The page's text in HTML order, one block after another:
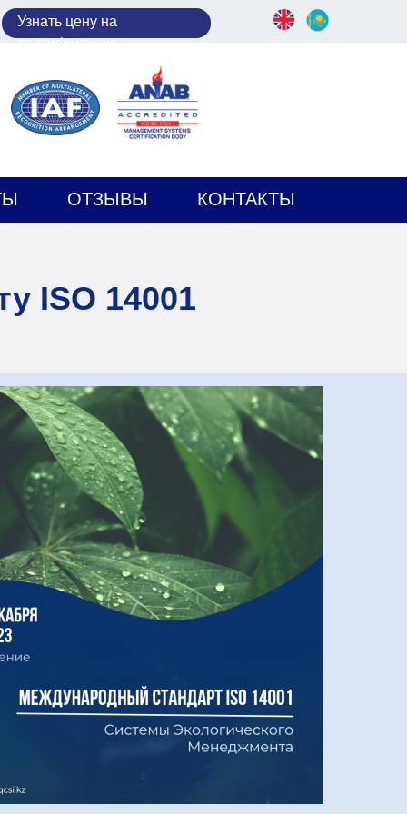
Узнать цену на
сертификацию
ОТЗЫВЫ КОНТАКТЫ
ISO 14001